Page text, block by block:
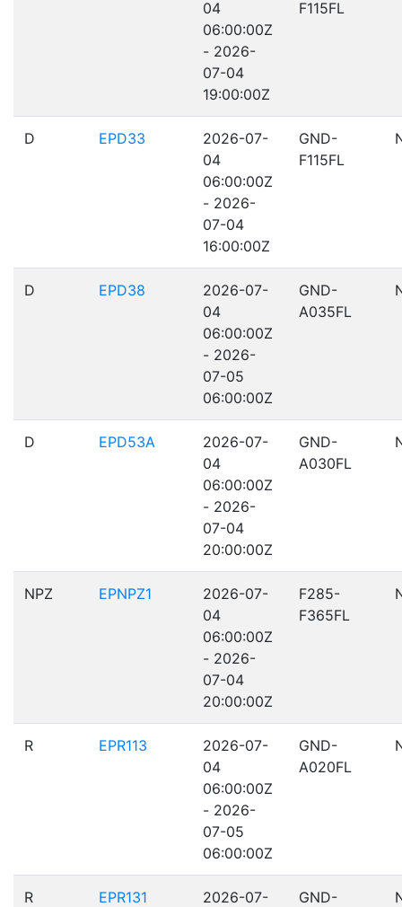
04
06:00:00Z
- 2026-
07-04
19:00:00Z
F115FL
D EPD33
2026-07-
04
06:00:00Z
- 2026-
07-04
16:00:00Z
GND-
F115FL
D EPD38
2026-07-
04
06:00:00Z
- 2026-
07-05
06:00:00Z
GND-
A035FL
D EPD53A
2026-07-
04
06:00:00Z
- 2026-
07-04
20:00:00Z
GND-
A030FL
NPZ EPNPZ1
2026-07-
04
06:00:00Z
- 2026-
07-04
20:00:00Z
F285-
F365FL
R EPR113
2026-07-
04
06:00:00Z
- 2026-
07-05
06:00:00Z
GND-
A020FL
R EPR131
2026-07-
GND-